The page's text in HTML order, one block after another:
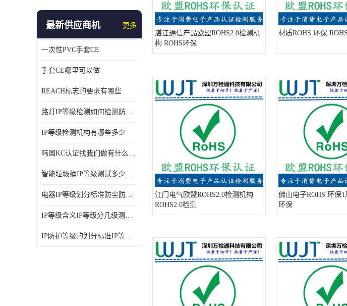
CCC认证
ISO14001体系认证
OHSAS18001体系认证
最新供应商机 更多
一次性PVC手套CE
手套CE哪里可以做
REACH标志的要求有哪些
路灯IP等级检测如何检测防尘防水
IP等级检测机构有哪些多少
韩国KC认证找我们做有什么优势
智能垃圾桶IP等级测试多少钱要多久时间
电器IP等级划分标准防尘防尘IP等级测试报告
IP等级含义IP等级分几级测试容易过吗
IP防护等级的划分标准IP等级测试多少钱
湛江通信产品欧盟ROHS2.0检测机
构 ROHS环保
材质ROHS 环保
江门电气欧盟ROHS2.0检测机构
ROHS2.0检测
佛山电子ROHS 环保1
环保